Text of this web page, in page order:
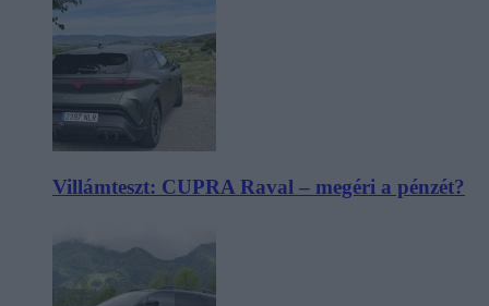
Villámteszt: CUPRA Raval – megéri a pénzét?